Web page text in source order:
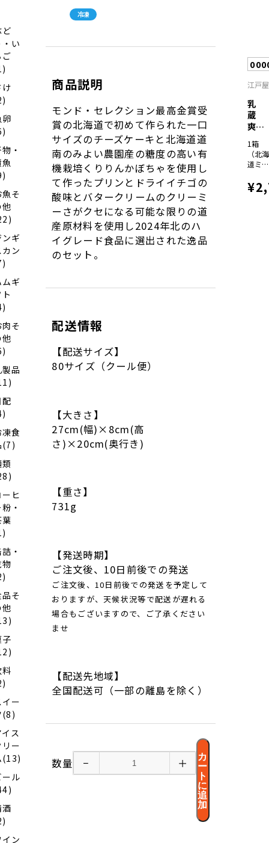
い
・
そ
ギ
ン
ギ
そ
品
食
(7)
ヒ
・
・
そ
ー
(8)
ス
ー
(13)
ール
ン
冷凍
商品説明
モンド・セレクション最高金賞受
賞の北海道で初めて作られた一口
サイズのチーズケーキと北海道道
南のみよい農園産の糖度の高い有
機栽培くりりんかぼちゃを使用し
て作ったプリンとドライイチゴの
酸味とバタークリームのクリーミ
ーさがクセになる可能な限りの道
産原材料を使用し2024年北のハ
イグレード食品に選出された逸品
のセット。
配送情報
【配送サイズ】
80サイズ（クール便）
【大きさ】
27cm(幅)×8cm(高
さ)×20cm(奥行き)
【重さ】
731g
【発送時期】
ご注文後、10日前後での発送
ご注文後、10日前後での発送を予定して
おりますが、天候状況等で配送が遅れる
場合もございますので、ご了承ください
ませ
【配送先地域】
全国配送可（一部の離島を除く）
数量 − ＋
カ
ー
ト
に
追
加
ク）
12粒
×1
造りバ
ター
スカッ
プジャ
ム
個
江戸屋
乳
蔵
爽や
かク
リ
ー...
1箱
（北海
道ミル
ー
×3、